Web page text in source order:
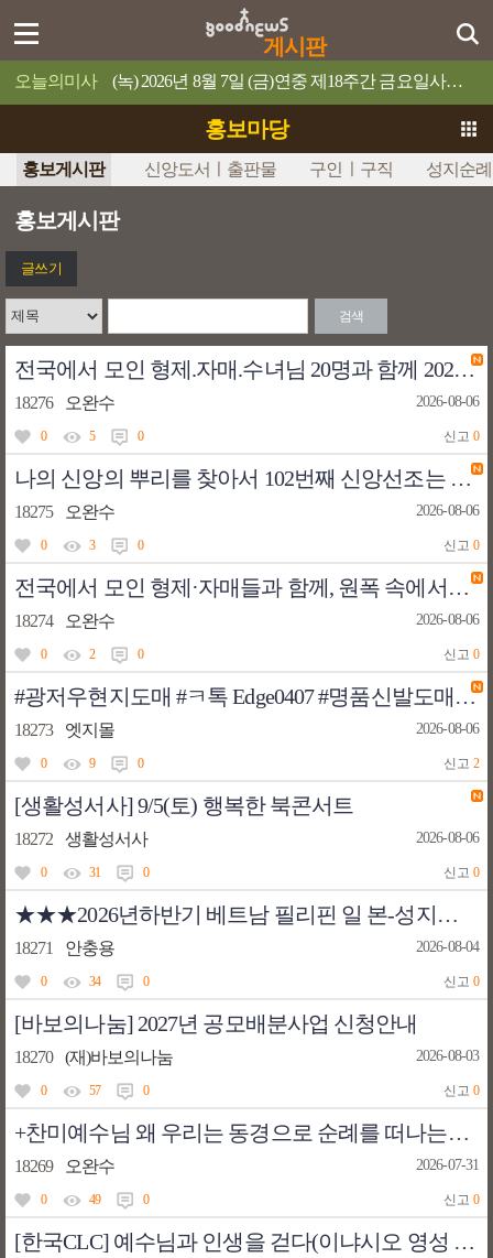
게시판
오늘의미사 (녹) 2026년 8월 7일 (금)연중 제18주간 금요일사람이 제 목숨을 무엇과 바꿀 수 있겠느냐?
홍보마당
홍보게시판 신앙도서ㅣ출판물 구인ㅣ구직 성지순
홍보게시판
글쓰기
검색
전국에서 모인 형제.자매.수녀님 20명과 함께 2026.08.01-07(3박4일) 나가이다카시 바오로 박사의 영성을 배우러 달려갔습니다. 그 모습을 공유합니다.
18276 오완수 2026-08-06
0 5 0 신고 0
나의 신앙의 뿌리를 찾아서 102번째 신앙선조는 성녀 이 바르바라이다
18275 오완수 2026-08-06
0 3 0 신고 0
전국에서 모인 형제·자매들과 함께, 원폭 속에서도 사랑과 희망을 실천했던 나가이 다카시 바오로 박사의 영성을 배우고 일본 순교자들의 신앙을 묵상하는 순례를 시작합니다.
18274 오완수 2026-08-06
0 2 0 신고 0
#광저우현지도매 #ㅋ톡 Edge0407 #명품신발도매 #ㅋ톡 Edge0407 #레플리카커뮤니티 #발렌시아가레플#레플리카초보가이드 #더로우 #델보가방 #르메르범백
18273 엣지몰 2026-08-06
0 9 0 신고 2
[생활성서사] 9/5(토) 행복한 북콘서트
18272 생활성서사 2026-08-06
0 31 0 신고 0
★★★2026년하반기 베트남 필리핀 일 본-성지순례 모집중★★★
18271 안충용 2026-08-04
0 34 0 신고 0
[바보의나눔] 2027년 공모배분사업 신청안내
18270 (재)바보의나눔 2026-08-03
0 57 0 신고 0
+찬미예수님 왜 우리는 동경으로 순례를 떠나는가? 순례기를 공유합니다.
18269 오완수 2026-07-31
0 49 0 신고 0
[한국CLC] 예수님과 인생을 걷다(이냐시오 영성 강좌) - 서울